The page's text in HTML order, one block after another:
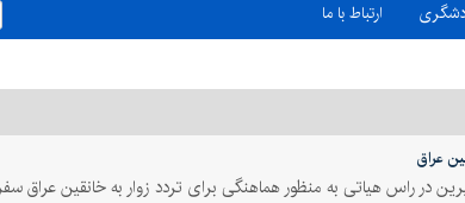
ارتباط با ما
عراق
در راس هیاتی به منظور هماهنگی برای تردد زوار به خانقین عراق سفر